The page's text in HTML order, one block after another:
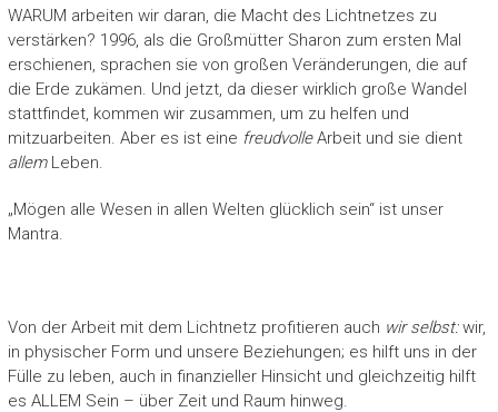
WARUM arbeiten wir daran, die Macht des Lichtnetzes zu
verstärken? 1996, als die Großmütter Sharon zum ersten Mal
erschienen, sprachen sie von großen Veränderungen, die auf
die Erde zukämen. Und jetzt, da dieser wirklich große Wandel
stattfindet, kommen wir zusammen, um zu helfen und
mitzuarbeiten. Aber es ist eine freudvolleArbeit und sie dient
allemLeben.
„Mögen alle Wesen in allen Welten glücklich sein“ ist unser
Mantra.
Von der Arbeit mit dem Lichtnetz profitieren auch wir selbst:wir,
in physischer Form und unsere Beziehungen; es hilft uns in der
Fülle zu leben, auch in finanzieller Hinsicht und gleichzeitig hilft
es ALLEM Sein – über Zeit und Raum hinweg.